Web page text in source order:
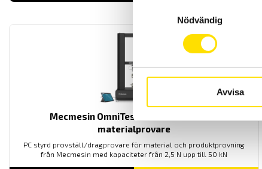
Nödvändig
Avvisa
Mecmesin OmniTest™ 50 motoriserad
materialprovare
PC styrd provställ/dragprovare för material och produktprovning
från Mecmesin med kapaciteter från 2,5 N upp till 50 kN